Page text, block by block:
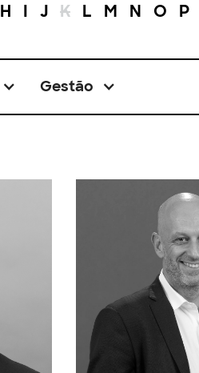
H I J K L M N O P
Gestão